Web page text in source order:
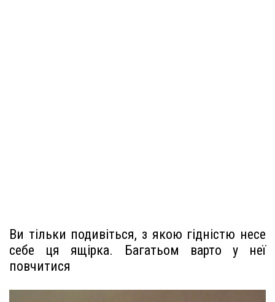
Ви тільки подивіться, з якою гідністю несе
себе ця ящірка. Багатьом варто у неї
повчитися